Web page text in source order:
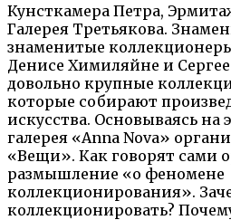
Кунсткамера Петра,
Галерея Третьякова.
знаменитые
Денисе Химиляйне и
довольно крупные
которые собирают
искусства. Основываясь на
галерея «Anna Nova»
«Вещи». Как говорят сами
размышление «о феномене
коллекционирования».
коллекционировать?